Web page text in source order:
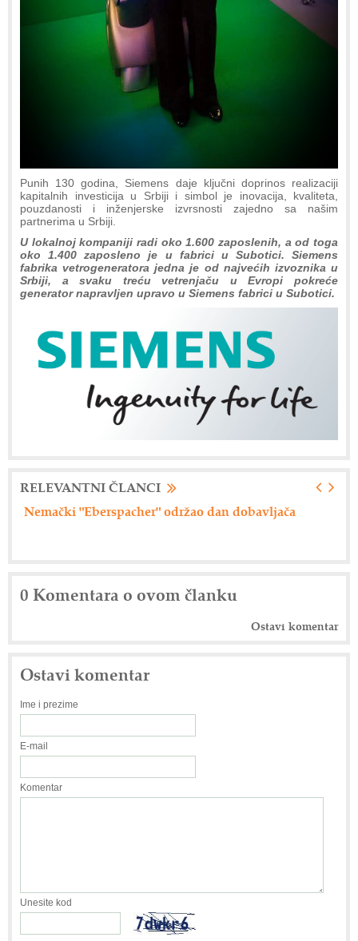
Punih 130 godina, Siemens daje ključni doprinos realizaciji
kapitalnih investicija u Srbiji i simbol je inovacija, kvaliteta,
pouzdanosti i inženjerske izvrsnosti zajedno sa našim
partnerima u Srbiji.
U lokalnoj kompaniji radi oko 1.600 zaposlenih, a od toga
oko 1.400 zaposleno je u fabrici u Subotici. Siemens
fabrika vetrogeneratora jedna je od najvećih izvoznika u
Srbiji, a svaku treću vetrenjaču u Evropi pokreće
generator napravljen upravo u Siemens fabrici u Subotici.
RELEVANTNI ČLANCI
Axiom Tech d.o.o. - Siemensova rešenja
0 Komentara o ovom članku
Ostavi komentar
Ostavi komentar
Ime i prezime
E-mail
Komentar
Unesite kod